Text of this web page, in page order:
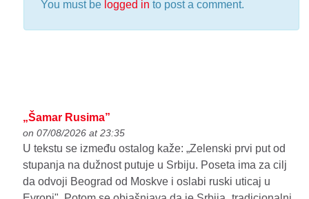
You must be logged in to post a comment.
„Šamar Rusima”
on 07/08/2026 at 23:35
U tekstu se između ostalog kaže: „Zelenski prvi put od
stupanja na dužnost putuje u Srbiju. Poseta ima za cilj
da odvoji Beograd od Moskve i oslabi ruski uticaj u